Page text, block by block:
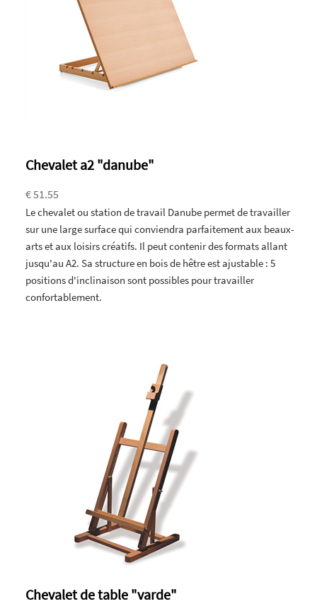
Chevalet a2 "danube"
€ 51.55
Le chevalet ou station de travail Danube permet de travailler
sur une large surface qui conviendra parfaitement aux beaux-
arts et aux loisirs créatifs. Il peut contenir des formats allant
jusqu'au A2. Sa structure en bois de hêtre est ajustable : 5
positions d'inclinaison sont possibles pour travailler
confortablement.
Chevalet de table "varde"